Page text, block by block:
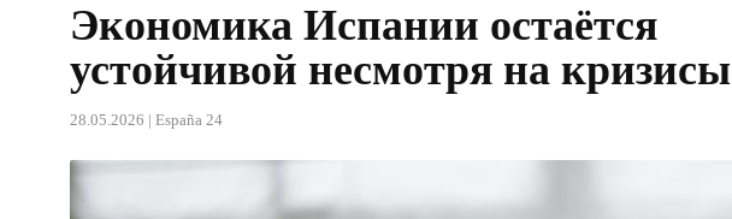
Экономика Испании остаётся
устойчивой несмотря на кризисы
28.05.2026 | España 24